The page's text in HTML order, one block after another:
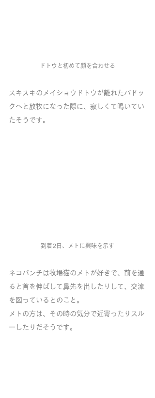
ドトウと初めて顔を合わせる
スキスキのメイショウドトウが離れたパドッ
クへと放牧になった際に、寂しくて鳴いてい
たそうです。
到着2日、メトに興味を示す
ネコパンチは牧場猫のメトが好きで、前を通
ると首を伸ばして鼻先を出したりして、交流
を図っているとのこと。
メトの方は、その時の気分で近寄ったりスル
ーしたりだそうです。